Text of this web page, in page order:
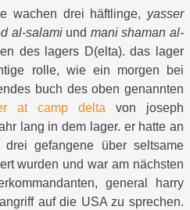
wachen drei häftlinge, yasser
al-salamiund mani shaman al-
des lagers D(elta). das lager
rolle, wie ein morgen bei
buch des oben genannten
at camp delta von joseph
lang in dem lager. er hatte an
gefangene über seltsame
wurden und war am nächsten
general harry
auf die USA zu sprechen.